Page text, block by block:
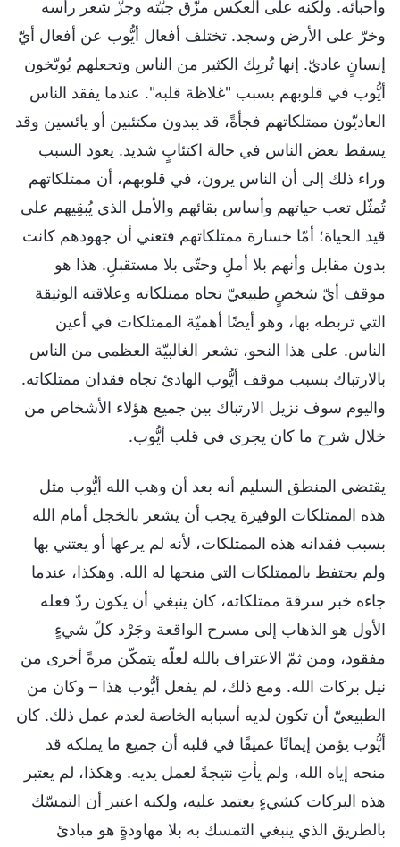
وأحبائه. ولكنه على العكس مزّق جبّته وجزّ شعر رأسه
وخرّ على الأرض وسجد. تختلف أفعال أيُّوب عن أفعال أيّ
إنسانٍ عاديّ. إنها تُربِك الكثير من الناس وتجعلهم يُوبّخون
أيُّوب في قلوبهم بسبب "غلاظة قلبه". عندما يفقد الناس
العاديّون ممتلكاتهم فجأةً، قد يبدون مكتئبين أو يائسين وقد
يسقط بعض الناس في حالة اكتئابٍ شديد. يعود السبب
وراء ذلك إلى أن الناس يرون، في قلوبهم، أن ممتلكاتهم
تُمثّل تعب حياتهم وأساس بقائهم والأمل الذي يُبقِيهم على
قيد الحياة؛ أمّا خسارة ممتلكاتهم فتعني أن جهودهم كانت
بدون مقابل وأنهم بلا أملٍ وحتّى بلا مستقبلٍ. هذا هو
موقف أيّ شخصٍ طبيعيّ تجاه ممتلكاته وعلاقته الوثيقة
التي تربطه بها، وهو أيضًا أهميّة الممتلكات في أعين
الناس. على هذا النحو، تشعر الغالبيّة العظمى من الناس
بالارتباك بسبب موقف أيُّوب الهادئ تجاه فقدان ممتلكاته.
واليوم سوف نزيل الارتباك بين جميع هؤلاء الأشخاص من
خلال شرح ما كان يجري في قلب أيُّوب.
يقتضي المنطق السليم أنه بعد أن وهب الله أيُّوب مثل
هذه الممتلكات الوفيرة يجب أن يشعر بالخجل أمام الله
بسبب فقدانه هذه الممتلكات، لأنه لم يرعها أو يعتني بها
ولم يحتفظ بالممتلكات التي منحها له الله. وهكذا، عندما
جاءه خبر سرقة ممتلكاته، كان ينبغي أن يكون ردّ فعله
الأول هو الذهاب إلى مسرح الواقعة وجَرْد كلّ شيءٍ
مفقود، ومن ثمّ الاعتراف بالله لعلّه يتمكّن مرةً أخرى من
نيل بركات الله. ومع ذلك، لم يفعل أيُّوب هذا – وكان من
الطبيعيّ أن تكون لديه أسبابه الخاصة لعدم عمل ذلك. كان
أيُّوب يؤمن إيمانًا عميقًا في قلبه أن جميع ما يملكه قد
منحه إياه الله، ولم يأتِ نتيجةً لعمل يديه. وهكذا، لم يعتبر
هذه البركات كشيءٍ يعتمد عليه، ولكنه اعتبر أن التمسّك
بالطريق الذي ينبغي التمسك به بلا مهاودةٍ هو مبادئ